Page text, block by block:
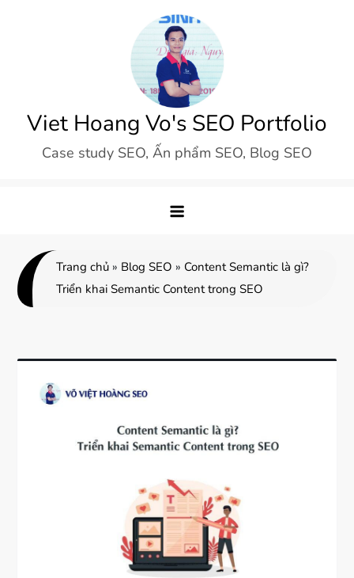
Viet Hoang Vo's SEO Portfolio
Case study SEO, Ấn phẩm SEO, Blog SEO
Trang chủ » Blog SEO » Content Semantic là gì?
Triển khai Semantic Content trong SEO